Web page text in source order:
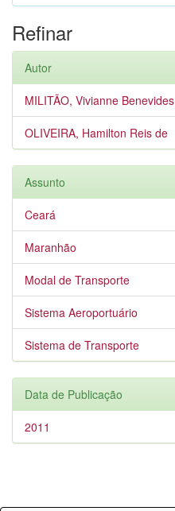
Refinar
Autor
MILITÃO, Vivianne Benevides
OLIVEIRA, Hamilton Reis de
Assunto
Ceará
Maranhão
Modal de Transporte
Sistema Aeroportuário
Sistema de Transporte
Data de Publicação
2011